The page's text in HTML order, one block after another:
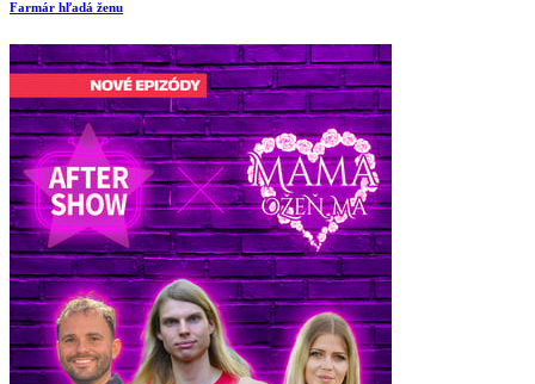
Farmár hľadá ženu